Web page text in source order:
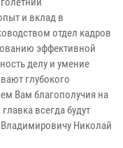
и вклад в
отдел кадров
эффективной
делу и умение
глубокого
Вам благополучия на
всегда будут
Николай